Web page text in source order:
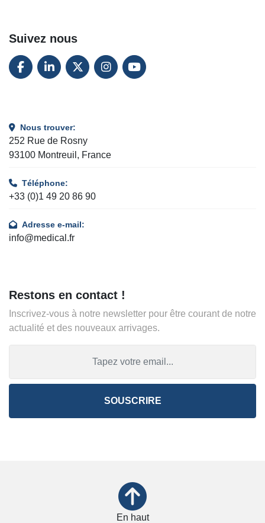
Suivez nous
FACEBOOK
LINKEDINTWITTERINSTAGRAM
YOUTUBE
Nous trouver:
252 Rue de Rosny
93100 Montreuil, France
Téléphone:
+33 (0)1 49 20 86 90
Adresse e-mail:
info@medical.fr
Restons en contact !
Inscrivez-vous à notre newsletter pour être courant de notre
actualité et des nouveaux arrivages.
SOUSCRIRE
En haut